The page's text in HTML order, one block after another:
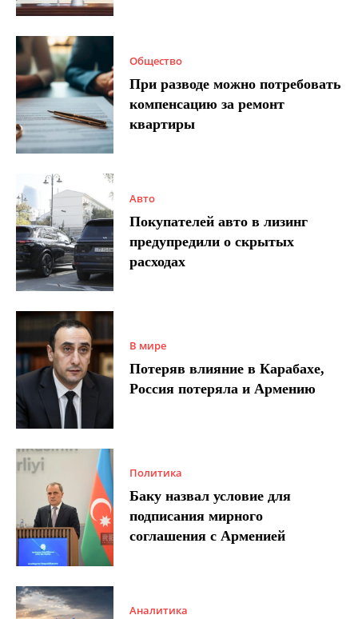
Общество
При разводе можно потребовать
компенсацию за ремонт
квартиры
Авто
Покупателей авто в лизинг
предупредили о скрытых
расходах
В мире
Потеряв влияние в Карабахе,
Россия потеряла и Армению
Политика
Баку назвал условие для
подписания мирного
соглашения с Арменией
Аналитика